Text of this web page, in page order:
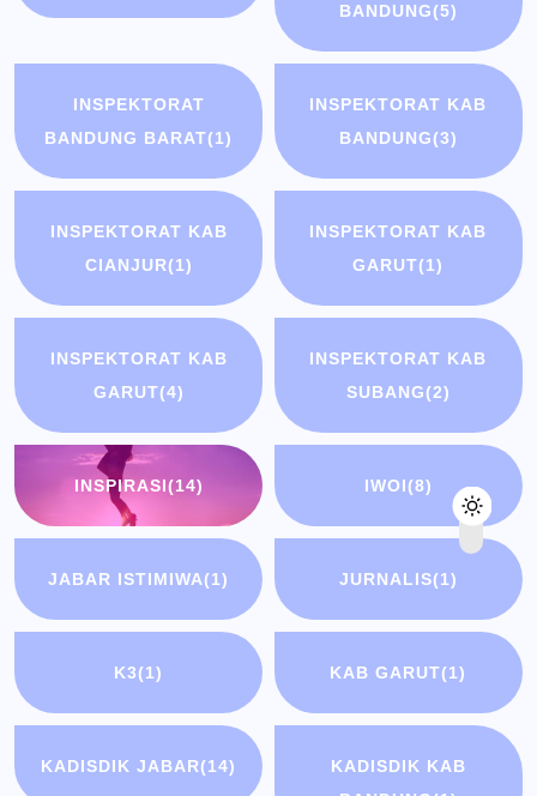
BANDUNG(5)
INSPEKTORAT
BANDUNG BARAT(1)
INSPEKTORAT KAB
BANDUNG(3)
INSPEKTORAT KAB
CIANJUR(1)
INSPEKTORAT KAB
GARUT(1)
INSPEKTORAT KAB
GARUT(4)
INSPEKTORAT KAB
SUBANG(2)
INSPIRASI(14) IWOI(8)
JABAR ISTIMIWA(1) JURNALIS(1)
K3(1) KAB GARUT(1)
KADISDIK JABAR(14)
KADISDIK KAB